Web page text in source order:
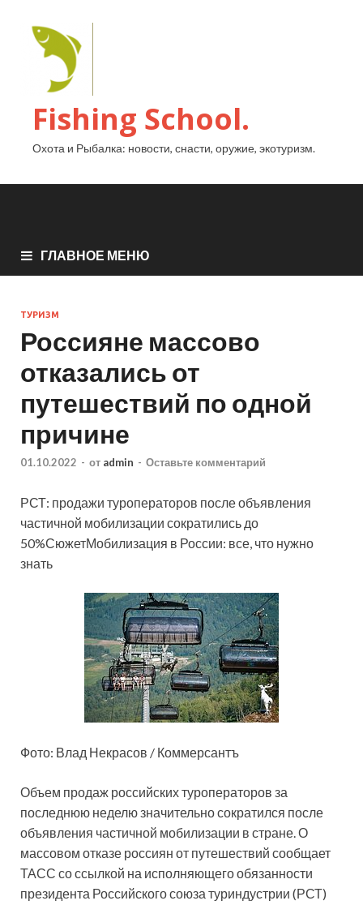
Fishing School.
Охота и Рыбалка: новости, снасти, оружие, экотуризм.
ГЛАВНОЕ МЕНЮ
ТУРИЗМ
Россияне массово
отказались от
путешествий по одной
причине
01.10.2022 - от admin - Оставьте комментарий
РСТ: продажи туроператоров после объявления
частичной мобилизации сократились до
50%СюжетМобилизация в России: все, что нужно
знать
Фото: Влад Некрасов / Коммерсантъ
Объем продаж российских туроператоров за
последнюю неделю значительно сократился после
объявления частичной мобилизации в стране. О
массовом отказе россиян от путешествий сообщает
ТАСС со ссылкой на исполняющего обязанности
президента Российского союза туриндустрии (РСТ)